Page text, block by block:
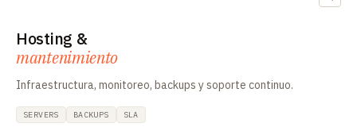
Hosting &
mantenimiento
Infraestructura, monitoreo, backups y soporte continuo.
SERVERS BACKUPS SLA